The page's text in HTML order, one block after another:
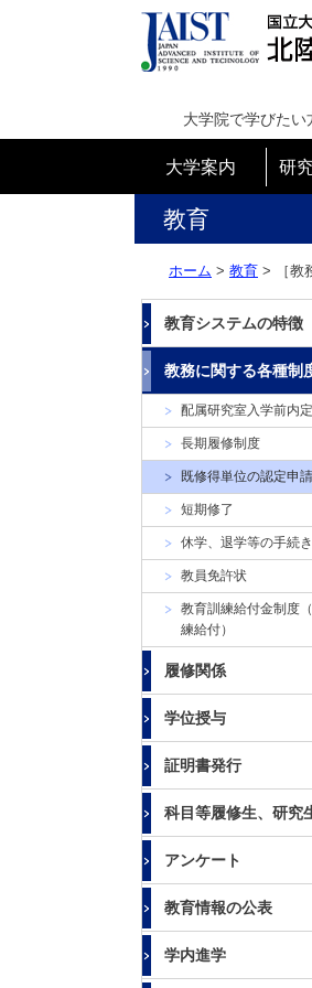
端
科
学
技
術
大
大
大学院で学びたい
大学案内 研
教育
ホーム > 教育 > ［教
教育システムの特徴
教務に関する各種制
配属研究室入学前内
長期履修制度
既修得単位の認定申請
短期修了
休学、退学等の手続き
教員免許状
教育訓練給付金制度
練給付）
履修関係
学位授与
証明書発行
科目等履修生、研究
アンケート
教育情報の公表
学内進学